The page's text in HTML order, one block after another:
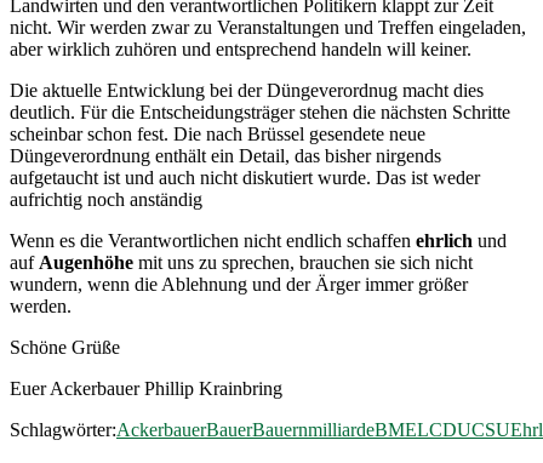
Landwirten und den verantwortlichen Politikern klappt zur Zeit
nicht. Wir werden zwar zu Veranstaltungen und Treffen eingeladen,
aber wirklich zuhören und entsprechend handeln will keiner.
Die aktuelle Entwicklung bei der Düngeverordnug macht dies
deutlich. Für die Entscheidungsträger stehen die nächsten Schritte
scheinbar schon fest. Die nach Brüssel gesendete neue
Düngeverordnung enthält ein Detail, das bisher nirgends
aufgetaucht ist und auch nicht diskutiert wurde. Das ist weder
aufrichtig noch anständig
Wenn es die Verantwortlichen nicht endlich schaffen ehrlich und
auf Augenhöhe mit uns zu sprechen, brauchen sie sich nicht
wundern, wenn die Ablehnung und der Ärger immer größer
werden.
Schöne Grüße
Euer Ackerbauer Phillip Krainbring
Schlagwörter:AckerbauerBauerBauernmilliardeBMELCDUCSU